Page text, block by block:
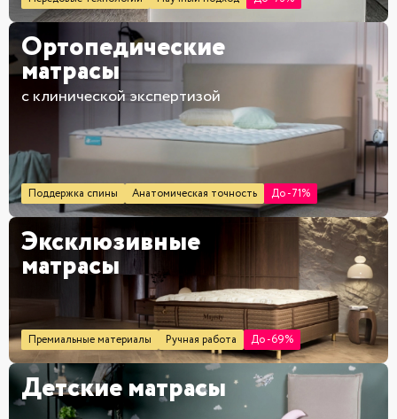
Ортопедические
матрасы
с клинической экспертизой
Поддержка спины Анатомическая точность До -71%
Эксклюзивные
матрасы
Премиальные материалы Ручная работа До -69%
Детские матрасы